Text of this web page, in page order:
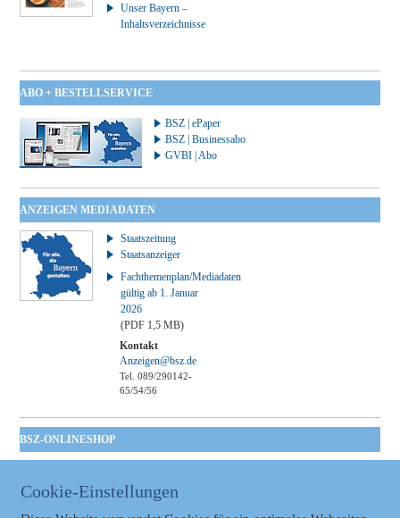
Unser Bayern –
Inhaltsverzeichnisse
ABO + BESTELLSERVICE
BSZ | ePaper
BSZ | Businessabo
GVBI | Abo
ANZEIGEN MEDIADATEN
Staatszeitung
Staatsanzeiger
Fachthemenplan/Mediadaten
gültig ab 1. Januar
2026
(PDF 1,5 MB)
Kontakt
Anzeigen@bsz.de
Tel. 089/290142-
65/54/56
BSZ-ONLINESHOP
Taschenbuch
GVBl | Einbanddecke
Cookie-Einstellungen